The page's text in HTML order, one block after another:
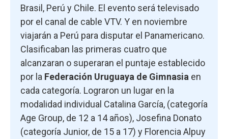
Brasil, Perú y Chile. El evento será televisado
por el canal de cable VTV. Y en noviembre
viajarán a Perú para disputar el Panamericano.
Clasificaban las primeras cuatro que
alcanzaran o superaran el puntaje establecido
por la Federación Uruguaya de Gimnasia en
cada categoría. Lograron un lugar en la
modalidad individual Catalina García, (categoría
Age Group, de 12 a 14 años), Josefina Donato
(categoría Junior, de 15 a 17) y Florencia Alpuy